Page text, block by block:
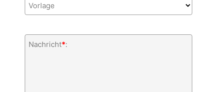
Vorlage
Nachricht*: